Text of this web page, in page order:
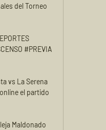
del Torneo
#PREVIA
vs La Serena
el partido
Maldonado